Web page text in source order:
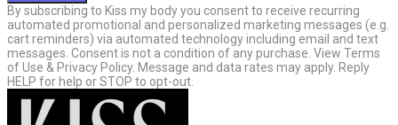
By subscribing to Kiss my body you consent to receive recurring
automated promotional and personalized marketing messages (e.g.
cart reminders) via automated technology including email and text
messages. Consent is not a condition of any purchase. View Terms
of Use & Privacy Policy. Message and data rates may apply. Reply
HELP for help or STOP to opt-out.